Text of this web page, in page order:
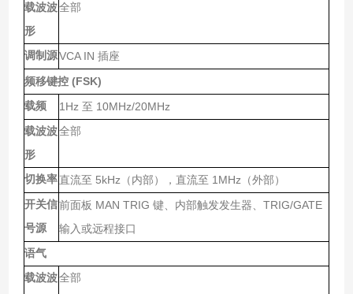
载波波
形
全部
调制源VCA IN 插座
频移键控(FSK)
载频 1Hz 至 10MHz/20MHz
载波波
形
全部
切换率 直流至 5kHz （内部），直流至 1MHz （外部）
开关信
号源
前面板 MAN TRIG 键、内部触发发生器、 TRIG/GATE
输入或远程接口
语气
载波波全部